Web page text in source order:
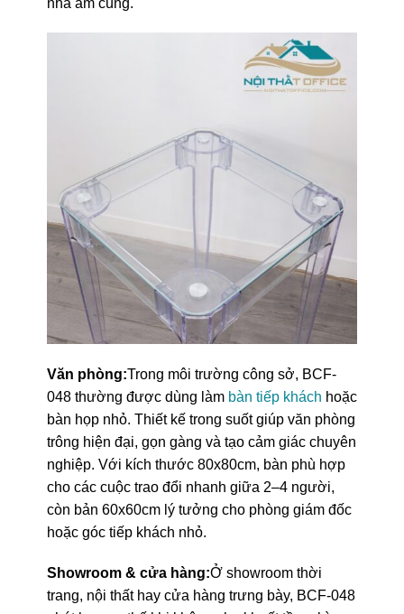
Văn phòng:Trong môi trường công sở, BCF-
048 thường được dùng làm bàn tiếp khách hoặc
bàn họp nhỏ. Thiết kế trong suốt giúp văn phòng
trông hiện đại, gọn gàng và tạo cảm giác chuyên
nghiệp. Với kích thước 80x80cm, bàn phù hợp
cho các cuộc trao đổi nhanh giữa 2–4 người,
còn bản 60x60cm lý tưởng cho phòng giám đốc
hoặc góc tiếp khách nhỏ.
Showroom & cửa hàng:Ở showroom thời
trang, nội thất hay cửa hàng trưng bày, BCF-048